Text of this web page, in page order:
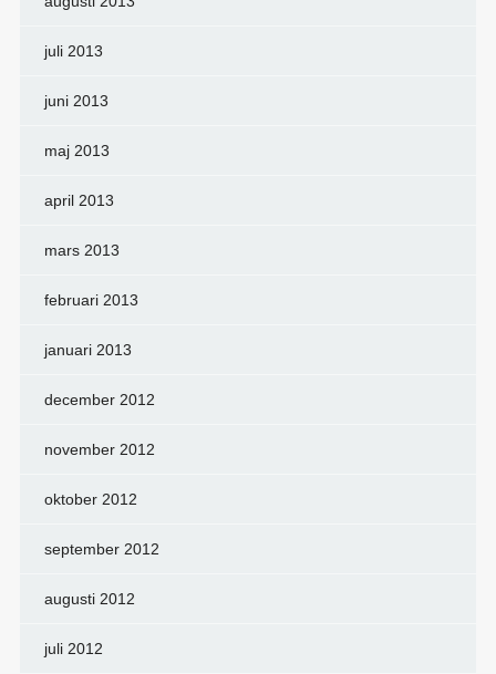
juli 2013
juni 2013
maj 2013
april 2013
mars 2013
februari 2013
januari 2013
december 2012
november 2012
oktober 2012
september 2012
augusti 2012
juli 2012